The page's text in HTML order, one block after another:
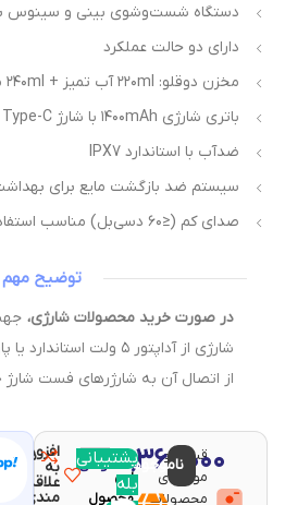
دستگاه شست‌وشوی بینی و سینوس برقی N5290
دارای دو حالت عملکرد
مخزن دوقلو: ۲۲۰ml آب تمیز + ۲۴۰ml مایع مصرف‌شده
باتری شارژی ۱۴۰۰mAh با شارژ Type-C
ضدآب با استاندارد IPX7
سیستم ضد بازگشت مایع برای بهداشت
صدای کم (≤۶۰ دسی‌بل) مناسب استفاده روزانه
توضیح مهم
در صورت خرید محصولات شارژی،جهت
شارژی از آداپتور ۵ ولت استاندارد
از اتصال آن به شارژرهای فست شارژ
قیمت و
موجودی
محصولات
۸,۳۶۰,۰۰۰تومان ناموجودبا خرید
این
محصول
پشتیبانی
بله
افزودن
به
علاقه
مندی
مقایسه